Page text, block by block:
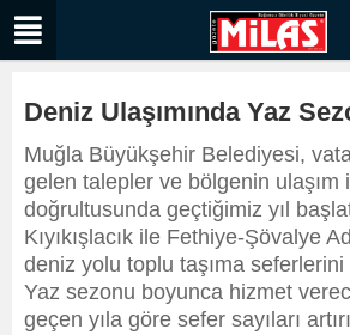
Deniz Ulaşımında Yaz
Muğla Büyükşehir Belediyesi,
gelen talepler ve bölgenin ulaşım
doğrultusunda geçtiğimiz yıl
Kıyıkışlacık ile Fethiye-Şövalye
deniz yolu toplu taşıma seferlerini
Yaz sezonu boyunca hizmet
geçen yıla göre sefer sayıları